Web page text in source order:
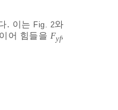
. 이는 Fig. 2와
어 힘들을 Fyf,